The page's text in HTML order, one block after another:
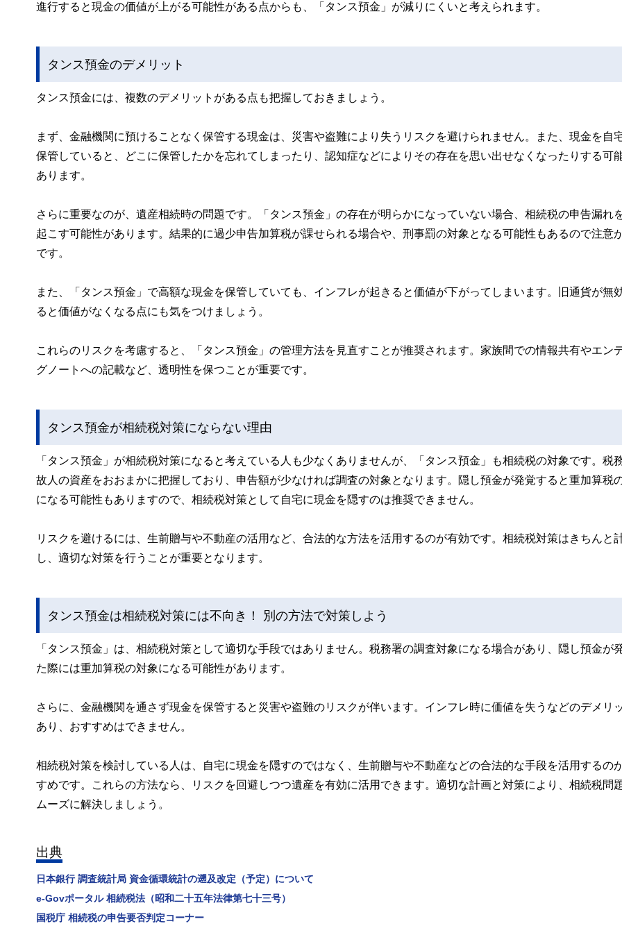
進行すると現金の価値が上がる可能性がある点からも、「タンス預金」が減りにくいと考えられます。
タンス預金のデメリット
タンス預金には、複数のデメリットがある点も把握しておきましょう。
まず、金融機関に預けることなく保管する現金は、災害や盗難により失うリスクを避けられません。また、現金を自
保管していると、どこに保管したかを忘れてしまったり、認知症などによりその存在を思い出せなくなったりする可
あります。
さらに重要なのが、遺産相続時の問題です。「タンス預金」の存在が明らかになっていない場合、相続税の申告漏れ
起こす可能性があります。結果的に過少申告加算税が課せられる場合や、刑事罰の対象となる可能性もあるので注意
です。
また、「タンス預金」で高額な現金を保管していても、インフレが起きると価値が下がってしまいます。旧通貨が無
ると価値がなくなる点にも気をつけましょう。
これらのリスクを考慮すると、「タンス預金」の管理方法を見直すことが推奨されます。家族間での情報共有やエン
グノートへの記載など、透明性を保つことが重要です。
タンス預金が相続税対策にならない理由
「タンス預金」が相続税対策になると考えている人も少なくありませんが、「タンス預金」も相続税の対象です。税
故人の資産をおおまかに把握しており、申告額が少なければ調査の対象となります。隠し預金が発覚すると重加算税
になる可能性もありますので、相続税対策として自宅に現金を隠すのは推奨できません。
リスクを避けるには、生前贈与や不動産の活用など、合法的な方法を活用するのが有効です。相続税対策はきちんと
し、適切な対策を行うことが重要となります。
タンス預金は相続税対策には不向き！ 別の方法で対策しよう
「タンス預金」は、相続税対策として適切な手段ではありません。税務署の調査対象になる場合があり、隠し預金が
た際には重加算税の対象になる可能性があります。
さらに、金融機関を通さず現金を保管すると災害や盗難のリスクが伴います。インフレ時に価値を失うなどのデメリ
あり、おすすめはできません。
相続税対策を検討している人は、自宅に現金を隠すのではなく、生前贈与や不動産などの合法的な手段を活用するの
すめです。これらの方法なら、リスクを回避しつつ遺産を有効に活用できます。適切な計画と対策により、相続税問
ムーズに解決しましょう。
出典
日本銀行 調査統計局 資金循環統計の遡及改定（予定）について
e-Govポータル 相続税法（昭和二十五年法律第七十三号）
国税庁 相続税の申告要否判定コーナー